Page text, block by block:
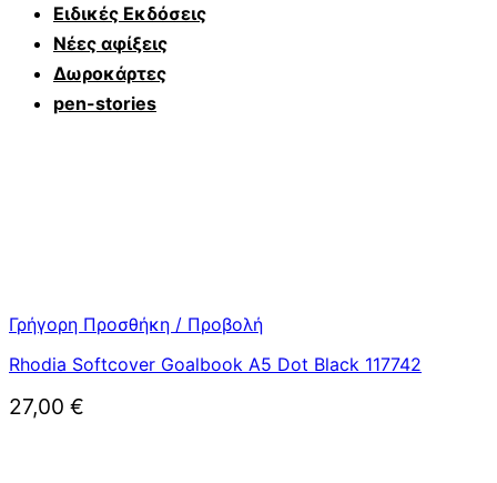
Ειδικές Εκδόσεις
Νέες αφίξεις
Δωροκάρτες
pen-stories
Γρήγορη Προσθήκη / Προβολή
Rhodia Softcover Goalbook A5 Dot Black 117742
27,00 €